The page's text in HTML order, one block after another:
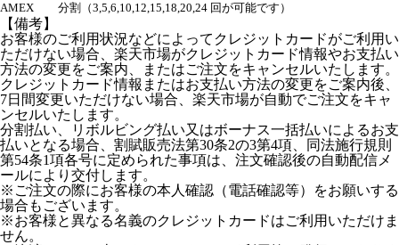
AMEX
分割（3,5,6,10,12,15,18,20,24 回が可能です）
【備考】
お客様のご利用状況などによってクレジットカードがご利用い
ただけない場合、楽天市場がクレジットカード情報やお支払い
方法の変更をご案内、またはご注文をキャンセルいたします。
クレジットカード情報またはお支払い方法の変更をご案内後、
7日間変更いただけない場合、楽天市場が自動でご注文をキャ
ンセルいたします。
分割払い、リボルビング払い又はボーナス一括払いによるお支
払いとなる場合、割賦販売法第30条2の3第4項、同法施行規則
第54条1項各号に定められた事項は、注文確認後の自動配信メ
ールにより交付します。
※ご注文の際にお客様の本人確認（電話確認等）をお願いする
場合もございます。
※お客様と異なる名義のクレジットカードはご利用いただけま
せん。